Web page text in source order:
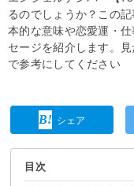
るのでしょうか？この
本的な意味や恋愛運・
セージを紹介します。
で参考にしてください
シェア
目次